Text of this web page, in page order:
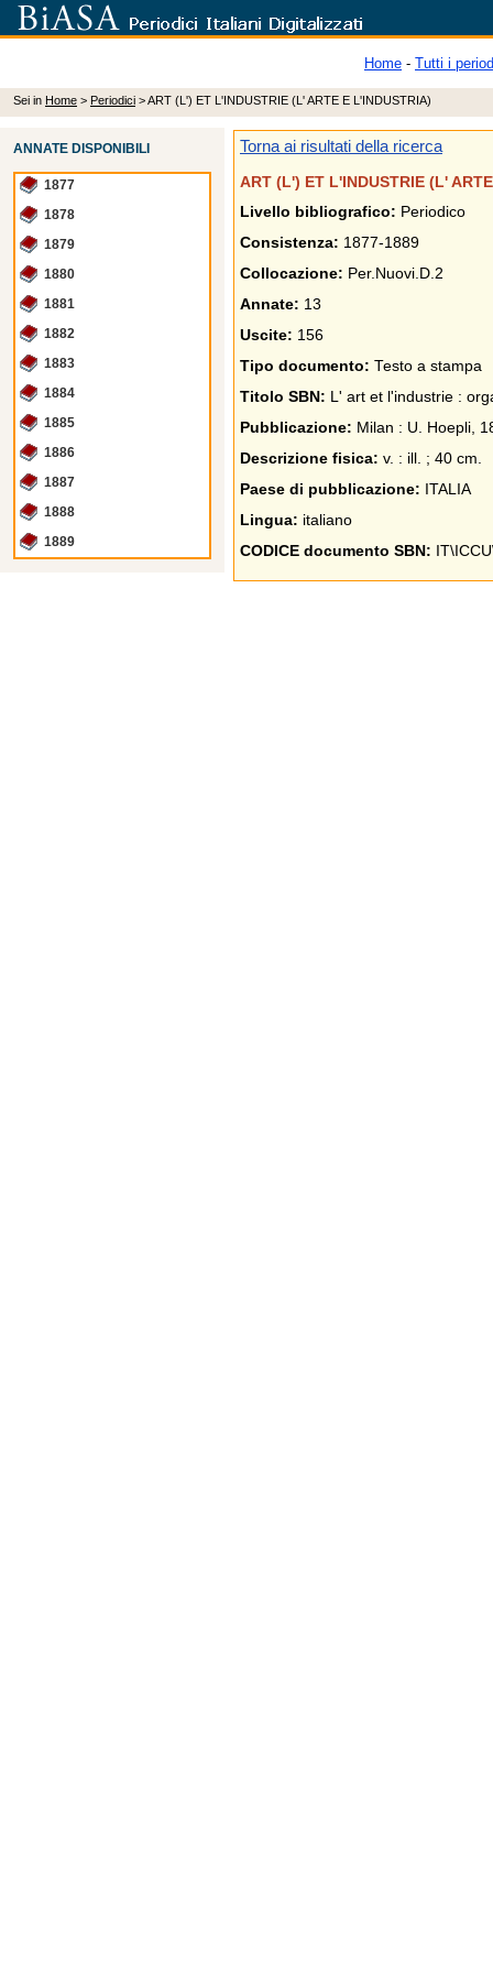
Home - Tutti i
Sei in Home > Periodici > ART (L') ET L'INDUSTRIE (L' ARTE E L'INDUSTRIA)
ANNATE DISPONIBILI
1877
1878
1879
1880
1881
1882
1883
1884
1885
1886
1887
1888
1889
Torna ai risultati della ricerca
ART (L') ET L'INDUSTRIE (L'
Livello bibliografico: Periodico
Consistenza: 1877-1889
Collocazione: Per.Nuovi.D.2
Annate: 13
Uscite: 156
Tipo documento: Testo a stampa
Titolo SBN: L' art et l'industrie :
Pubblicazione: Milan : U. Hoepli,
Descrizione fisica: v. : ill. ; 40 cm.
Paese di pubblicazione: ITALIA
Lingua: italiano
CODICE documento SBN: